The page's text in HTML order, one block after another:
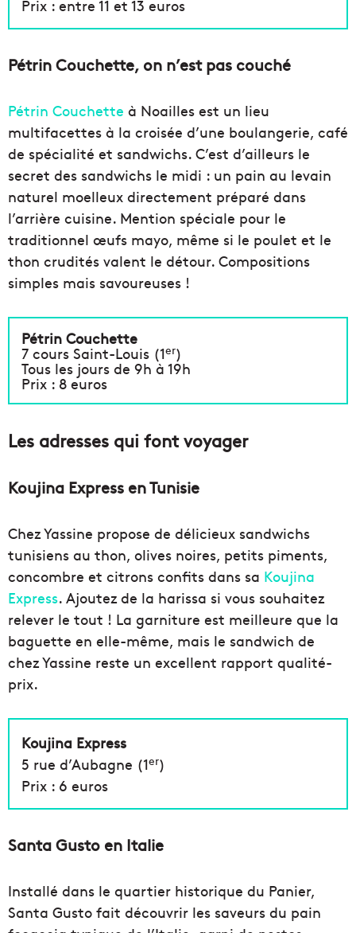
Prix : entre 11 et 13 euros
Pétrin Couchette, on n’est pas couché
Pétrin Couchette à Noailles est un lieu
multifacettes à la croisée d’une boulangerie, café
de spécialité et sandwichs. C’est d’ailleurs le
secret des sandwichs le midi : un pain au levain
naturel moelleux directement préparé dans
l’arrière cuisine. Mention spéciale pour le
traditionnel œufs mayo, même si le poulet et le
thon crudités valent le détour. Compositions
simples mais savoureuses !
Pétrin Couchette
7 cours Saint-Louis (1er)
Tous les jours de 9h à 19h
Prix : 8 euros
Les adresses qui font voyager
Koujina Express en Tunisie
Chez Yassine propose de délicieux sandwichs
tunisiens au thon, olives noires, petits piments,
concombre et citrons confits dans sa Koujina
Express. Ajoutez de la harissa si vous souhaitez
relever le tout ! La garniture est meilleure que la
baguette en elle-même, mais le sandwich de
chez Yassine reste un excellent rapport qualité-
prix.
Koujina Express
5 rue d’Aubagne (1er)
Prix : 6 euros
Santa Gusto en Italie
Installé dans le quartier historique du Panier,
Santa Gusto fait découvrir les saveurs du pain